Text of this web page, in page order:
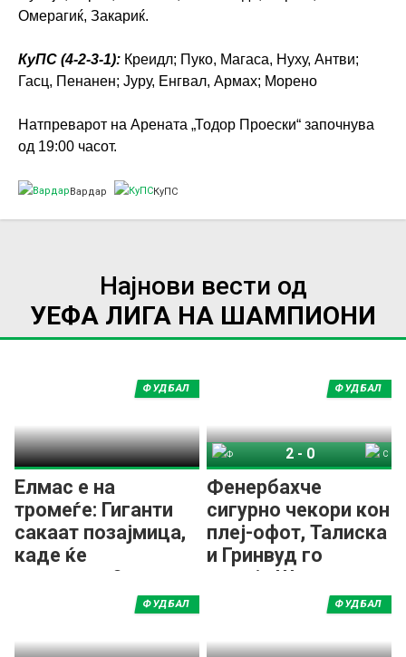
Омерагиќ, Закариќ.
КуПС (4-2-3-1): Креидл; Пуко, Магаса, Нуху, Антви;
Гасц, Пенанен; Јуру, Енгвал, Армах; Морено
Натпреварот на Арената „Тодор Проески“ започнува
од 19:00 часот.
Вардар КуПС
Најнови вести од
УЕФА ЛИГА НА ШАМПИОНИ
Елмас e на
тромеѓе: Гиганти
сакаат позајмица,
каде ќе
продолжи?
ФУДБАЛ
Фенербахче
сигурно чекори кон
плеј-офот, Талиска
и Гринвуд го
решија Штурм
ФУДБАЛ
2 - 0
ФУДБАЛ ФУДБАЛ